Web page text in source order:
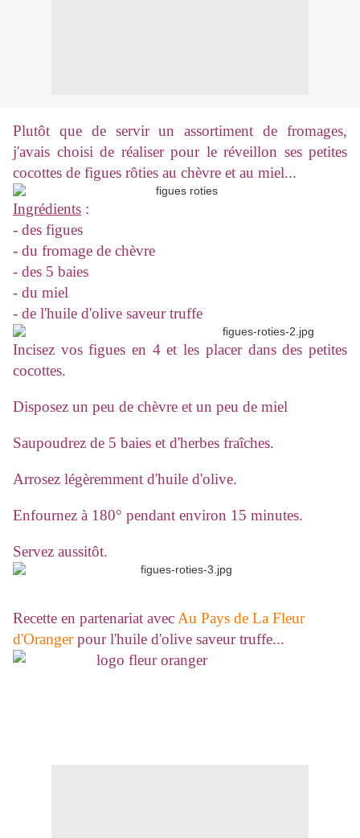
Plutôt que de servir un assortiment de fromages,
j'avais choisi de réaliser pour le réveillon ses petites
cocottes de figues rôties au chèvre et au miel...
Ingrédients :
- des figues
- du fromage de chèvre
- des 5 baies
- du miel
- de l'huile d'olive saveur truffe
Incisez vos figues en 4 et les placer dans des petites
cocottes.
Disposez un peu de chèvre et un peu de miel
Saupoudrez de 5 baies et d'herbes fraîches.
Arrosez légèremment d'huile d'olive.
Enfournez à 180° pendant environ 15 minutes.
Servez aussitôt.
Recette en partenariat avec Au Pays de La Fleur
d'Orangerpour l'huile d'olive saveur truffe...